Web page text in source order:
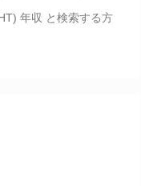
年収 と検索する方